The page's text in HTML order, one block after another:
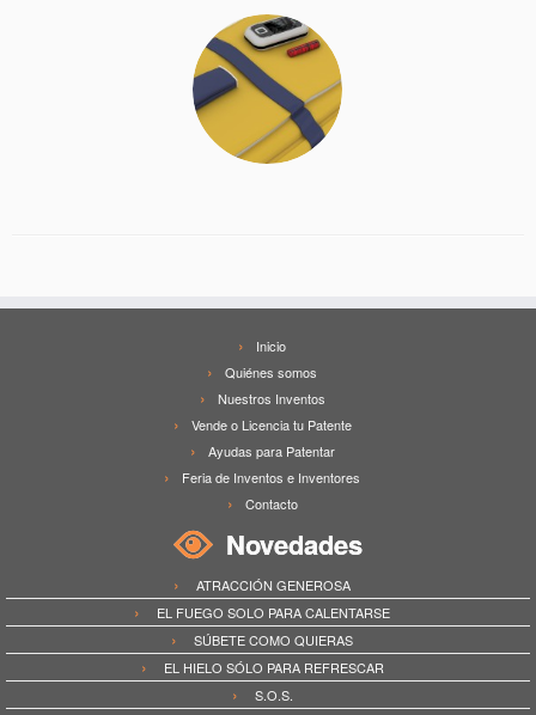
Inicio
Quiénes somos
Nuestros Inventos
Vende o Licencia tu Patente
Ayudas para Patentar
Feria de Inventos e Inventores
Contacto
Novedades
ATRACCIÓN GENEROSA
EL FUEGO SOLO PARA CALENTARSE
SÚBETE COMO QUIERAS
EL HIELO SÓLO PARA REFRESCAR
S.O.S.